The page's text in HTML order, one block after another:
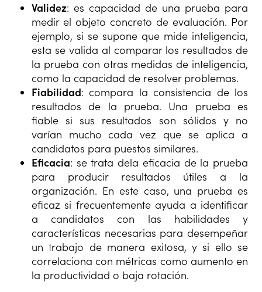
Validez: es capacidad de una prueba para
medir el objeto concreto de evaluación. Por
ejemplo, si se supone que mide inteligencia,
esta se valida al comparar los resultados de
la prueba con otras medidas de inteligencia,
como la capacidad de resolver problemas.
Fiabilidad: compara la consistencia de los
resultados de la prueba. Una prueba es
fiable si sus resultados son sólidos y no
varían mucho cada vez que se aplica a
candidatos para puestos similares.
Eficacia: se trata dela eficacia de la prueba
para producir resultados útiles a la
organización. En este caso, una prueba es
eficaz si frecuentemente ayuda a identificar
a candidatos con las habilidades y
características necesarias para desempeñar
un trabajo de manera exitosa, y si ello se
correlaciona con métricas como aumento en
la productividad o baja rotación.